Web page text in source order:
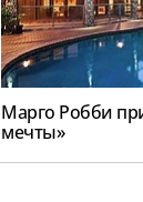
Марго Робби
мечты»